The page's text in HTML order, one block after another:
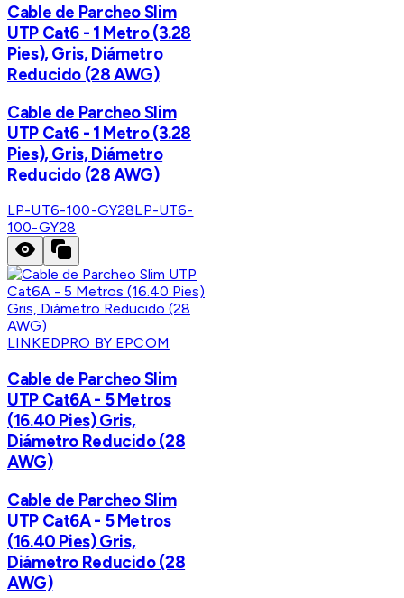
Cable de Parcheo Slim
UTP Cat6 - 1 Metro (3.28
Pies), Gris, Diámetro
Reducido (28 AWG)
Cable de Parcheo Slim
UTP Cat6 - 1 Metro (3.28
Pies), Gris, Diámetro
Reducido (28 AWG)
LP-UT6-100-GY28LP-UT6-
100-GY28
LINKEDPRO BY EPCOM
Cable de Parcheo Slim
UTP Cat6A - 5 Metros
(16.40 Pies) Gris,
Diámetro Reducido (28
AWG)
Cable de Parcheo Slim
UTP Cat6A - 5 Metros
(16.40 Pies) Gris,
Diámetro Reducido (28
AWG)